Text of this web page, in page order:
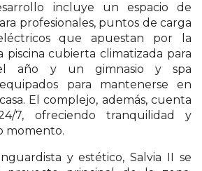
incluye un espacio de
profesionales, puntos de carga
que apuestan por la
piscina cubierta climatizada para
año y un gimnasio y spa
para mantenerse en
El complejo, además, cuenta
7, ofreciendo tranquilidad y
momento.
y estético, Salvia II se